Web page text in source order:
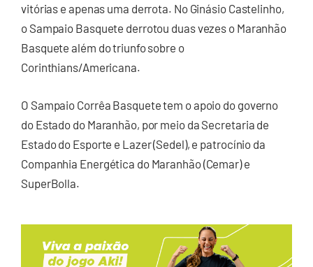
vitórias e apenas uma derrota. No Ginásio Castelinho,
o Sampaio Basquete derrotou duas vezes o Maranhão
Basquete além do triunfo sobre o
Corinthians/Americana.
O Sampaio Corrêa Basquete tem o apoio do governo
do Estado do Maranhão, por meio da Secretaria de
Estado do Esporte e Lazer (Sedel), e patrocínio da
Companhia Energética do Maranhão (Cemar) e
SuperBolla.